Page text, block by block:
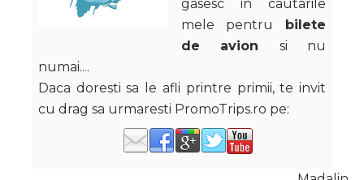
gasesc in cautarile
mele pentru
bilete
de avion si nu
numai....
Daca doresti sa le afli printre primii, te invit
cu drag sa urmaresti PromoTrips.ro pe: